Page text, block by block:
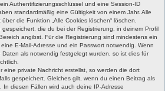
Authentifizierungsschlüssel und eine Session-ID
standardmäßig eine Gültigkeit von einem Jahr. Alle
die Funktion „Alle Cookies löschen“ löschen.
die du bei der Registrierung, in deinem Profil
angibst. Für die Registrierung sind mindestens ein
E-Mail-Adresse und ein Passwort notwendig. Wenn
als notwendig festgelegt wurden, so ist dies für
eine private Nachricht erstellst, so werden die dort
gespeichert. Gleiches gilt, wenn du einen Beitrag als
In diesen Fällen wird auch deine IP-Adresse